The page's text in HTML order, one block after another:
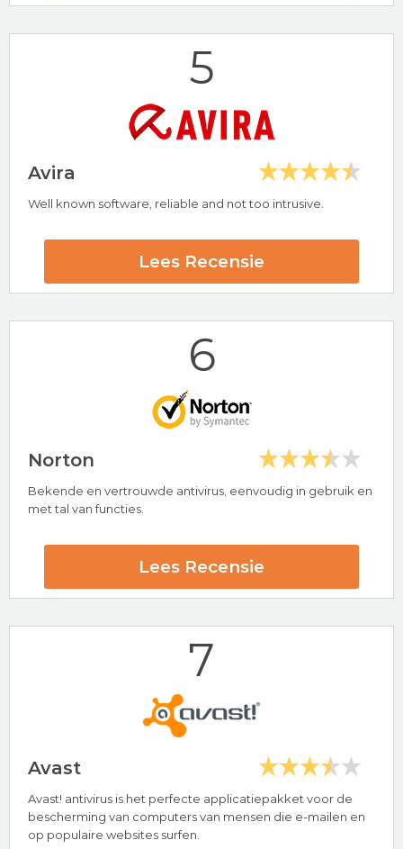
Bezoek nu McAfee
30 dagen-geld-terug-garantie
Bitdefender Beoordeling
Bezoek nu Bitdefender
5
Avira
Well known software, reliable and not too intrusive.
Lees Recensie
Hoogtepunten
Bezoek nu Avira
6
Norton
Bekende en vertrouwde antivirus, eenvoudig in gebruik en
met tal van functies.
Lees Recensie
Hoogtepunten
24/7 klantenservice
7
Avast
Avast! antivirus is het perfecte applicatiepakket voor de
bescherming van computers van mensen die e-mailen en
op populaire websites surfen.